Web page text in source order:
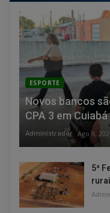
ESPORTE
Novos bancos
CPA 3 em Cuiabá
Administrador Ago 9,
5ª